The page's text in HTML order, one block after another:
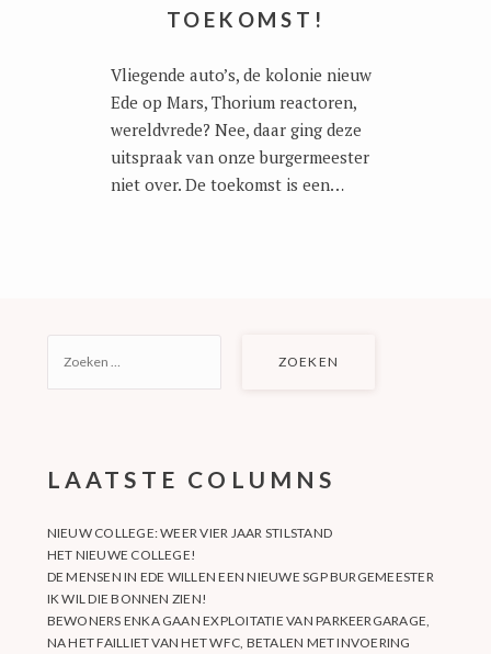
TOEKOMST!
Vliegende auto’s, de kolonie nieuw
Ede op Mars, Thorium reactoren,
wereldvrede? Nee, daar ging deze
uitspraak van onze burgermeester
niet over. De toekomst is een…
NAAR:
LAATSTE COLUMNS
NIEUW COLLEGE: WEER VIER JAAR STILSTAND
HET NIEUWE COLLEGE!
DE MENSEN IN EDE WILLEN EEN NIEUWE SGP BURGEMEESTER
IK WIL DIE BONNEN ZIEN!
BEWONERS ENKA GAAN EXPLOITATIE VAN PARKEERGARAGE,
NA HET FAILLIET VAN HET WFC, BETALEN MET INVOERING